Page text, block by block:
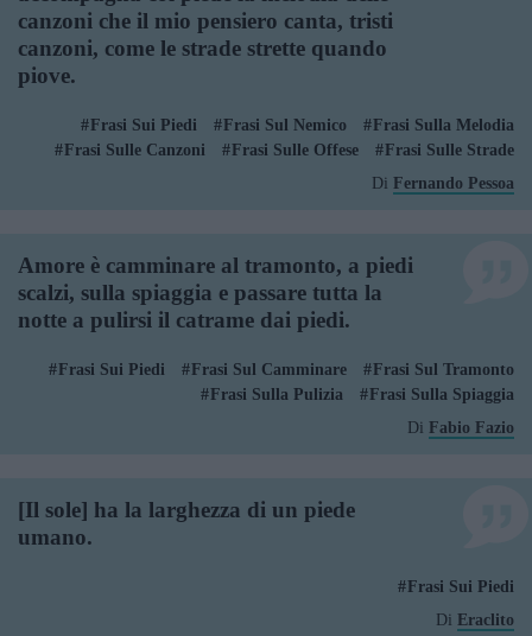
canzoni che il mio pensiero canta, tristi
canzoni, come le strade strette quando
piove.
Frasi Sui Piedi Frasi Sul Nemico
Frasi Sulla Melodia
Frasi Sulle Canzoni
Frasi Sulle Offese
Frasi Sulle Strade
Di Fernando Pessoa
Amore è camminare al tramonto, a piedi
scalzi, sulla spiaggia e passare tutta la
notte a pulirsi il catrame dai piedi.
Frasi Sui Piedi Frasi Sul Camminare
Frasi Sul Tramonto
Frasi Sulla Pulizia
Frasi Sulla Spiaggia
Di Fabio Fazio
[Il sole] ha la larghezza di un piede
umano.
Frasi Sui Piedi
Di Eraclito